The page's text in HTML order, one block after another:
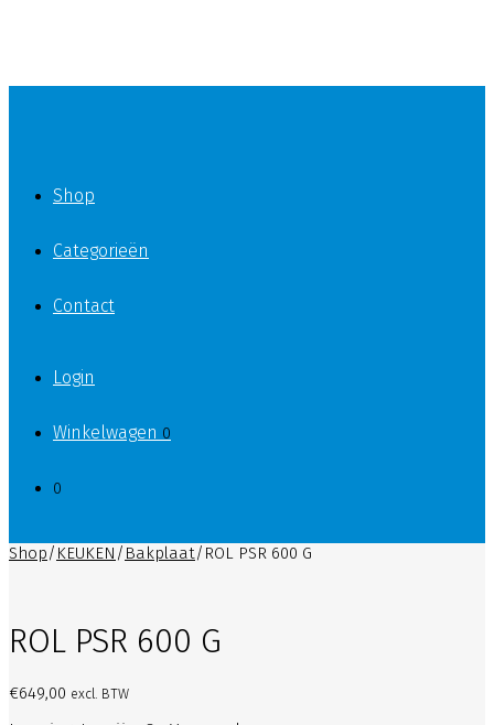
Shop
Categorieën
Contact
Login
Winkelwagen 0
0
Shop/ KEUKEN / Bakplaat/ ROL PSR 600 G
ROL PSR 600 G
€649,00 excl. BTW